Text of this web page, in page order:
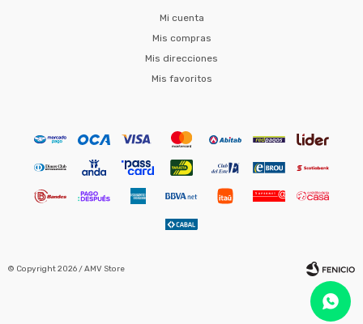
Mi cuenta
Mis compras
Mis direcciones
Mis favoritos
© Copyright 2026 / AMV Store